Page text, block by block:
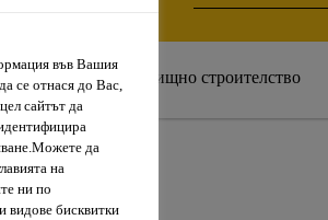
Каталог Жилищно строителство
Seal-125
във Вашия
се отнася до Вас,
сайтът да
да
на
ни по
видове бисквитки